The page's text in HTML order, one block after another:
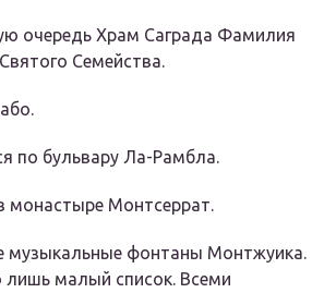
очередь Храм Саграда Фамилия
Семейства.
по бульвару Ла-Рамбла.
монастыре Монтсеррат.
музыкальные фонтаны Монтжуика.
лишь малый список. Всеми